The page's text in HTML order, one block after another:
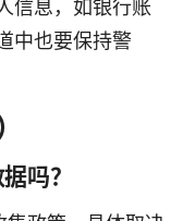
信息，如银行账
中也要保持警
吗？